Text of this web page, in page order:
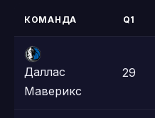
КОМАНДА Q1
Даллас
Маверикс
29